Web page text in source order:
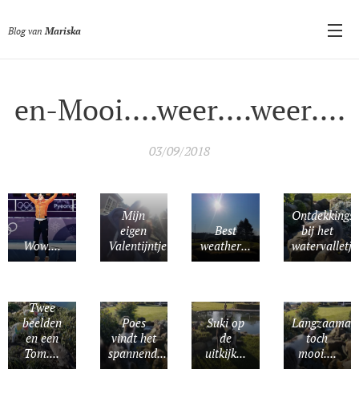
Blog van Mariska
en-Mooi....weer....weer....
03/09/2018
Wow....
Mijn
eigen
Valentijntje
Best
weather...
bij het
watervalletje
Twee
beelden
en een
Tom....
Poes
vindt het
spannend...
Suki op
de
uitkijk...
toch
mooi....